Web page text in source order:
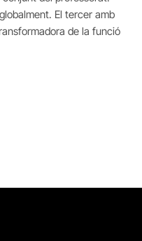
El tercer amb
de la funció